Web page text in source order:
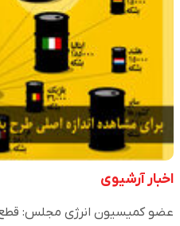
اخبار آرشیوی
عضو کمیسیون انرژی مجلس: قطع